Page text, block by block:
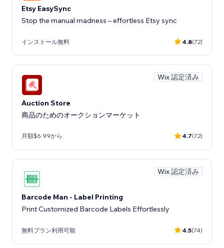
Etsy EasySync
Stop the manual madness – effortless Etsy sync
インストール無料 4.8(72)
Wix 認定済み
Auction Store
商品のためのオークションマーケット
月額$6.99から 4.7(72)
Wix 認定済み
Barcode Man - Label Printing
Print Customized Barcode Labels Effortlessly
無料プラン利用可能 4.5(74)